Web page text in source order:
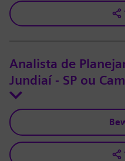
Analista de
Jundiaí - SP ou